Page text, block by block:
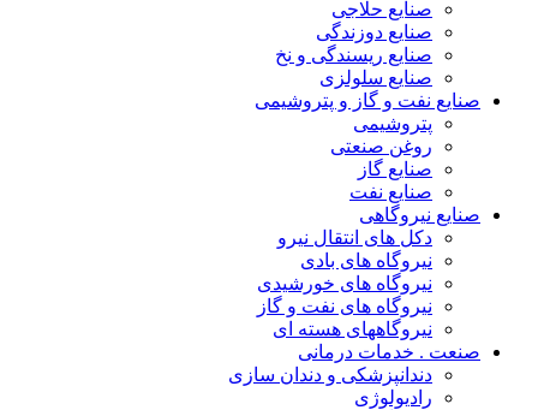
صنایع حلاجی
صنایع دوزندگی
صنایع ریسندگی و نخ
صنایع سلولزی
صنایع نفت و گاز و پتروشیمی
پتروشیمی
روغن صنعتی
صنایع گاز
صنایع نفت
صنایع نیروگاهی
دکل های انتقال نیرو
نیروگاه های بادی
نیروگاه های خورشیدی
نیروگاه های نفت و گاز
نیروگاههای هسته ای
صنعت . خدمات درمانی
دندانپزشکی و دندان سازی
رادیولوژی